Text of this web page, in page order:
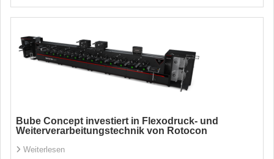
Bube Concept investiert in Flexodruck- und
Weiterverarbeitungstechnik von Rotocon
Weiterlesen